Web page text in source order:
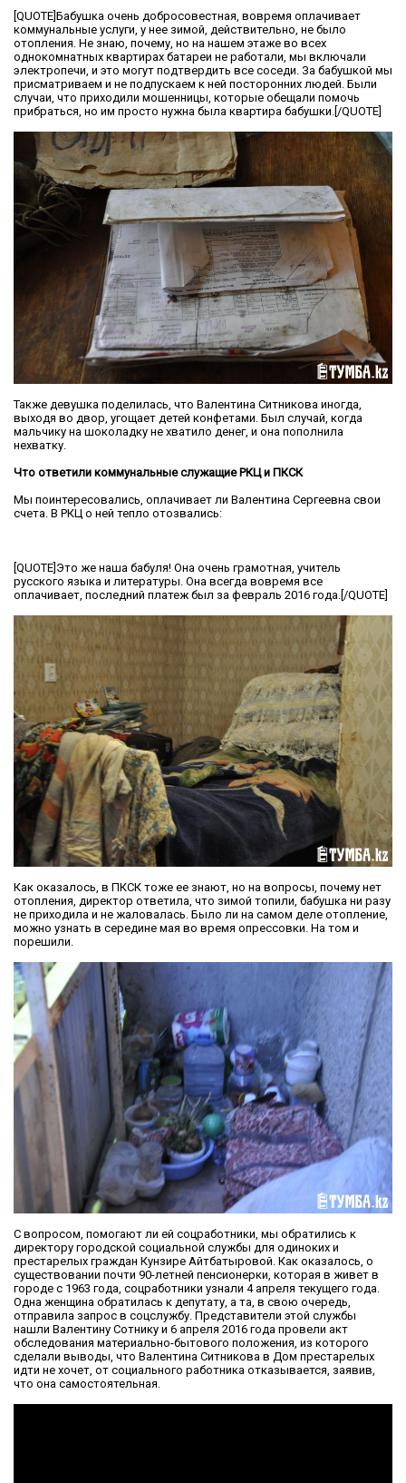
[QUOTE]Бабушка очень добросовестная, вовремя оплачивает
коммунальные услуги, у нее зимой, действительно, не было
отопления. Не знаю, почему, но на нашем этаже во всех
однокомнатных квартирах батареи не работали, мы включали
электропечи, и это могут подтвердить все соседи. За бабушкой мы
присматриваем и не подпускаем к ней посторонних людей. Были
случаи, что приходили мошенницы, которые обещали помочь
прибраться, но им просто нужна была квартира бабушки.[/QUOTE]
Также девушка поделилась, что Валентина Ситникова иногда,
выходя во двор, угощает детей конфетами. Был случай, когда
мальчику на шоколадку не хватило денег, и она пополнила
нехватку.
Что ответили коммунальные служащие РКЦ и ПКСК
Мы поинтересовались, оплачивает ли Валентина Сергеевна свои
счета. В РКЦ о ней тепло отозвались:
[QUOTE]Это же наша бабуля! Она очень грамотная, учитель
русского языка и литературы. Она всегда вовремя все
оплачивает, последний платеж был за февраль 2016 года.[/QUOTE]
Как оказалось, в ПКСК тоже ее знают, но на вопросы, почему нет
отопления, директор ответила, что зимой топили, бабушка ни разу
не приходила и не жаловалась. Было ли на самом деле отопление,
можно узнать в середине мая во время опрессовки. На том и
порешили.
С вопросом, помогают ли ей соцработники, мы обратились к
директору городской социальной службы для одиноких и
престарелых граждан Кунзире Айтбатыровой. Как оказалось, о
существовании почти 90-летней пенсионерки, которая в живет в
городе с 1963 года, соцработники узнали 4 апреля текущего года.
Одна женщина обратилась к депутату, а та, в свою очередь,
отправила запрос в соцслужбу. Представители этой службы
нашли Валентину Сотнику и 6 апреля 2016 года провели акт
обследования материально-бытового положения, из которого
сделали выводы, что Валентина Ситникова в Дом престарелых
идти не хочет, от социального работника отказывается, заявив,
что она самостоятельная.